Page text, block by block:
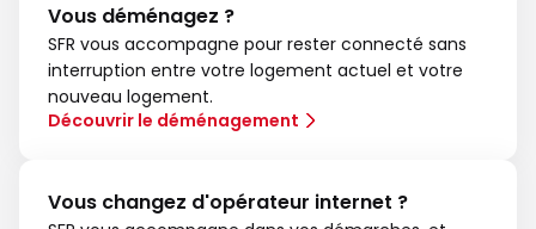
Vous déménagez ?
SFR vous accompagne pour rester connecté sans
interruption entre votre logement actuel et votre
nouveau logement.
Découvrir le déménagement
Vous changez d'opérateur internet ?